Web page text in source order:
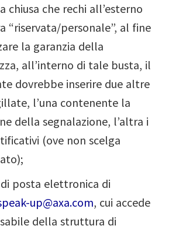
chiusa che rechi all’esterno
“riservata/personale”, al fine
la garanzia della
all’interno di tale busta, il
dovrebbe inserire due altre
l’una contenente la
della segnalazione, l’altra i
(ove non scelga
posta elettronica di
up@axa.com, cui accede
della struttura di